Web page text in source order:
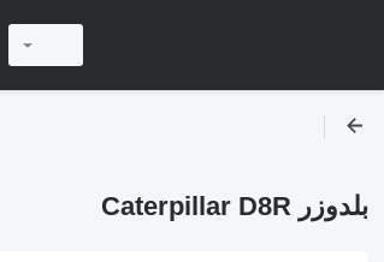
بلدوزر Caterpillar D8R